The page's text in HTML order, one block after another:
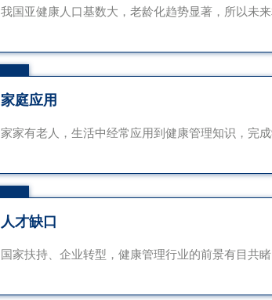
我国亚健康人口基数大，老龄化趋势显著，所以未
家庭应用
家家有老人，生活中经常应用到健康管理知识，完
人才缺口
国家扶持、企业转型，健康管理行业的前景有目共